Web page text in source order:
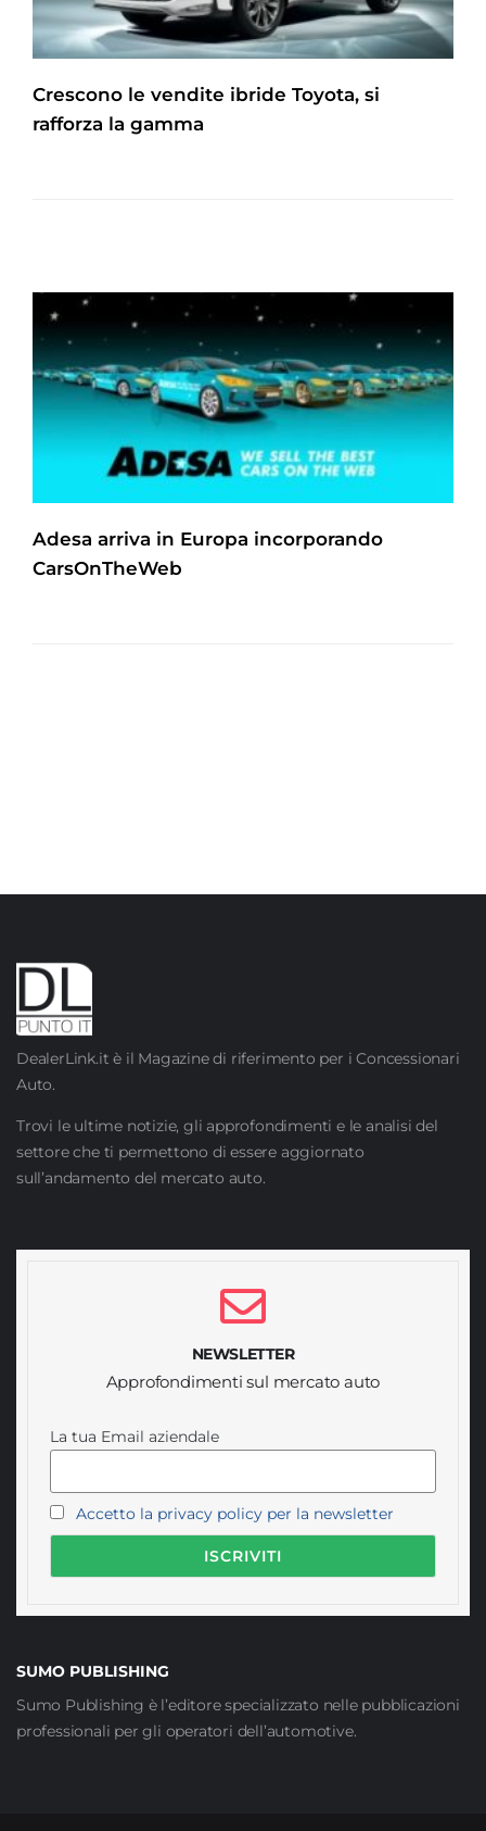
Crescono le vendite ibride Toyota, si
rafforza la gamma
Adesa arriva in Europa incorporando
CarsOnTheWeb
DealerLink.it è il Magazine di riferimento per i Concessionari
Auto.
Trovi le ultime notizie, gli approfondimenti e le analisi del
settore che ti permettono di essere aggiornato
sull’andamento del mercato auto.
NEWSLETTER
Approfondimenti sul mercato auto
La tua Email aziendale
Accetto la privacy policy per la newsletter
SUMO PUBLISHING
Sumo Publishing è l’editore specializzato nelle pubblicazioni
professionali per gli operatori dell’automotive.